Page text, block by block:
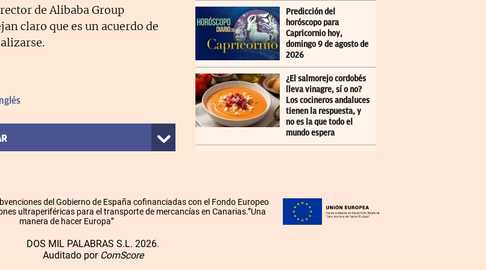
de Alibaba Group
claro que es un acuerdo de
Predicción del
horóscopo para
Capricornio hoy,
domingo 9 de agosto de
2026
¿El salmorejo cordobés
lleva vinagre, sí o no?
Los cocineros andaluces
tienen la respuesta, y
no es la que todo el
mundo espera
del Gobierno de España cofinanciadas con el Fondo Europeo
ultraperiféricas para el transporte de mercancías en Canarias.”Una
manera de hacer Europa”
DOS MIL PALABRAS S.L. 2026.
Auditado por ComScore